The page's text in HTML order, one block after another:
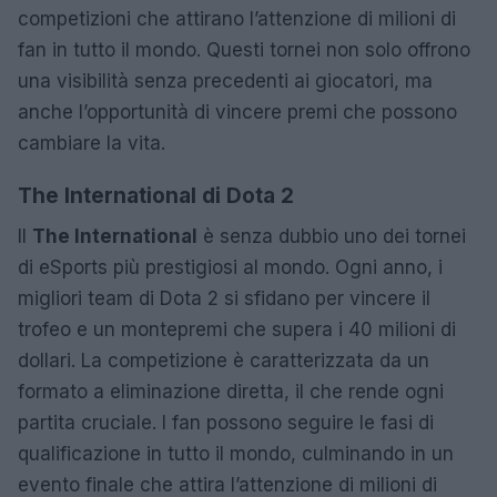
competizioni che attirano l’attenzione di milioni di
fan in tutto il mondo. Questi tornei non solo offrono
una visibilità senza precedenti ai giocatori, ma
anche l’opportunità di vincere premi che possono
cambiare la vita.
The International di Dota 2
Il The International è senza dubbio uno dei tornei
di eSports più prestigiosi al mondo. Ogni anno, i
migliori team di Dota 2 si sfidano per vincere il
trofeo e un montepremi che supera i 40 milioni di
dollari. La competizione è caratterizzata da un
formato a eliminazione diretta, il che rende ogni
partita cruciale. I fan possono seguire le fasi di
qualificazione in tutto il mondo, culminando in un
evento finale che attira l’attenzione di milioni di